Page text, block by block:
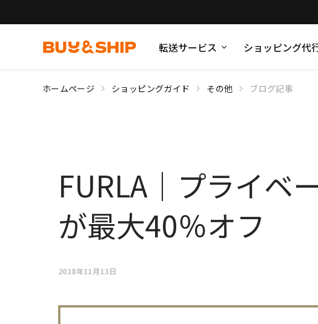
転送サービス ショッピング代
ホームページ ショッピングガイド その他 ブログ記事
FURLA｜プライベ
が最大40％オフ
2018年11月13日